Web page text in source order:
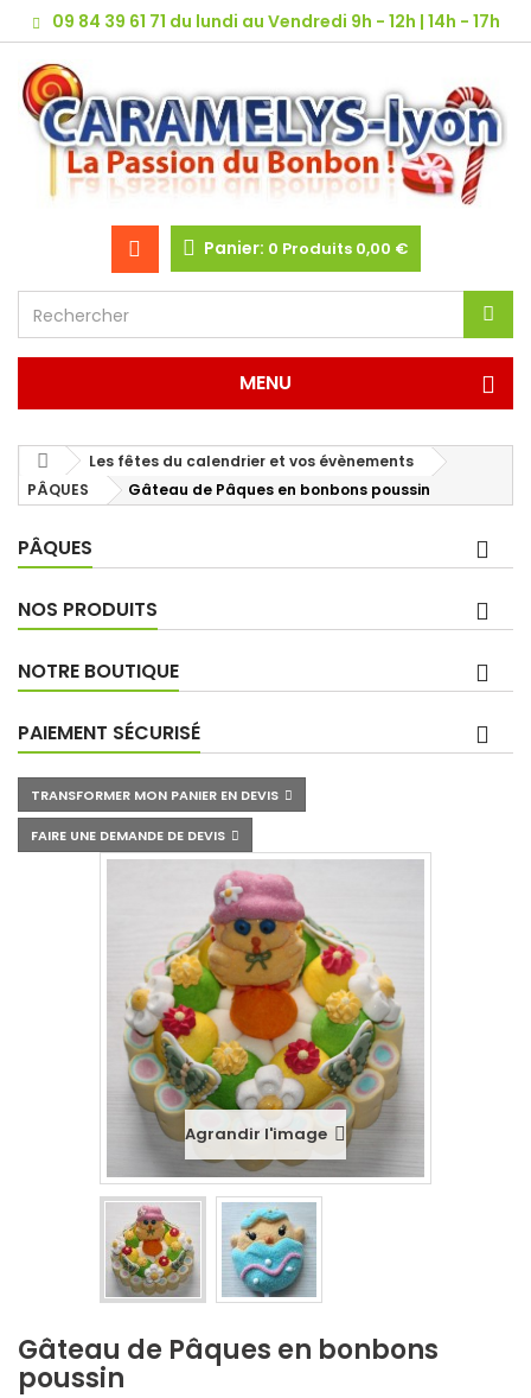
09 84 39 61 71 du lundi au Vendredi 9h - 12h | 14h - 17h
Panier: 0 Produits 0,00 €
MENU
Les fêtes du calendrier et vos évènements
PÂQUES
Gâteau de Pâques en bonbons poussin
PÂQUES
NOS PRODUITS
NOTRE BOUTIQUE
PAIEMENT SÉCURISÉ
TRANSFORMER MON PANIER EN DEVIS
FAIRE UNE DEMANDE DE DEVIS
Agrandir l'image
Gâteau de Pâques en bonbons
poussin